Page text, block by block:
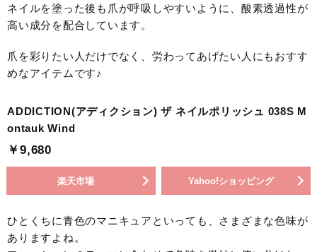
ネイルを塗った後も爪が呼吸しやすいように、酸素透過性が
高い成分を配合しています。
爪を彩りたい人だけでなく、労わってあげたい人にもおすす
めなアイテムです♪
ADDICTION(アディクション) ザ ネイルポリッシュ 038S M
ontauk Wind
￥9,680
楽天市場 Yahoo!ショッピング
ひとくちに青色のマニキュアといっても、さまざまな色味が
ありますよね。